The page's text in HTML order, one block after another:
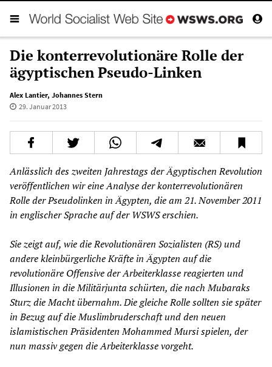
Die konterrevolutionäre Rolle der
ägyptischen Pseudo-Linken
Alex Lantier, Johannes Stern
29. Januar 2013
Anlässlich des zweiten Jahrestags der Ägyptischen Revolution
veröffentlichen wir eine Analyse der konterrevolutionären
Rolle der Pseudolinken in Ägypten, die am 21. November 2011
in englischer Sprache auf der WSWS erschien.
Sie zeigt auf, wie die Revolutionären Sozialisten (RS) und
andere kleinbürgerliche Kräfte in Ägypten auf die
revolutionäre Offensive der Arbeiterklasse reagierten und
Illusionen in die Militärjunta schürten, die nach Mubaraks
Sturz die Macht übernahm. Die gleiche Rolle sollten sie später
in Bezug auf die Muslimbruderschaft und den neuen
islamistischen Präsidenten Mohammed Mursi spielen, der
nun massiv gegen die Arbeiterklasse vorgeht.